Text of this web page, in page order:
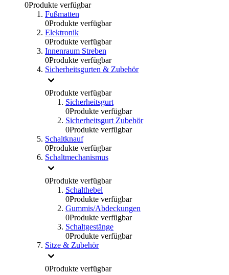
0Produkte verfügbar
Fußmatten
0Produkte verfügbar
Elektronik
0Produkte verfügbar
Innenraum Streben
0Produkte verfügbar
Sicherheitsgurten & Zubehör
0Produkte verfügbar
Sicherheitsgurt
0Produkte verfügbar
Sicherheitsgurt Zubehör
0Produkte verfügbar
Schaltknauf
0Produkte verfügbar
Schaltmechanismus
0Produkte verfügbar
Schalthebel
0Produkte verfügbar
Gummis/Abdeckungen
0Produkte verfügbar
Schaltgestänge
0Produkte verfügbar
Sitze & Zubehör
0Produkte verfügbar